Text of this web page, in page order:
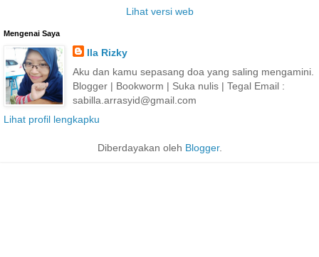
Lihat versi web
Mengenai Saya
Ila Rizky
Aku dan kamu sepasang doa yang saling mengamini.
Blogger | Bookworm | Suka nulis | Tegal Email :
sabilla.arrasyid@gmail.com
Lihat profil lengkapku
Diberdayakan oleh Blogger.